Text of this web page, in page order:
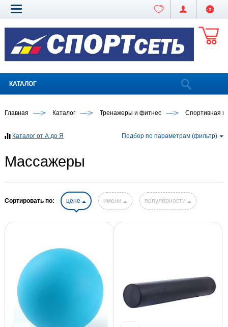
КАТАЛОГ
Главная Каталог Тренажеры и фитнес Спортивная
Каталог от А до Я Подбор по параметрам (фильтр)
Массажеры
Сортировать по: цене имени популярности